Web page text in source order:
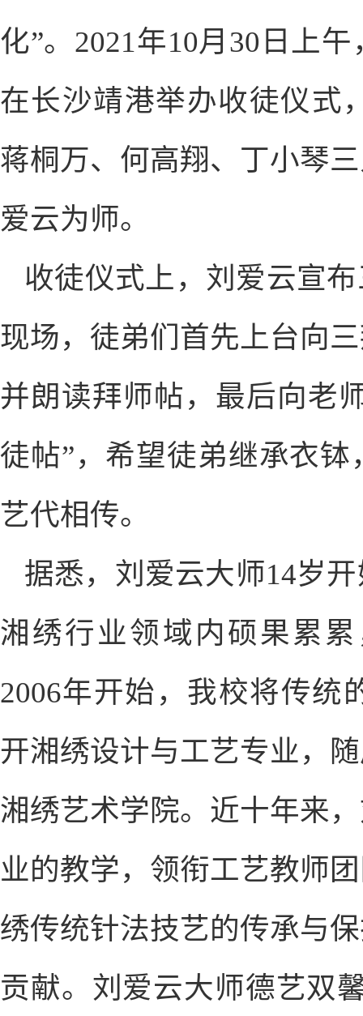
化”。2021年10月30日上
在长沙靖港举办收徒仪式
蒋桐万、何高翔、丁小琴
爱云为师。
收徒仪式上，刘爱云宣
现场，徒弟们首先上台向
并朗读拜师帖，最后向老
徒帖”，希望徒弟继承衣
艺代相传。
据悉，刘爱云大师14岁
湘绣行业领域内硕果累
2006年开始，我校将传统
开湘绣设计与工艺专业，
湘绣艺术学院。近十年来
业的教学，领衔工艺教师
绣传统针法技艺的传承与
贡献。刘爱云大师德艺双